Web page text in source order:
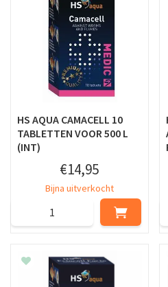
HS AQUA CAMACELL 10
TABLETTEN VOOR 500 L
(INT)
€14,95
Bijna uitverkocht